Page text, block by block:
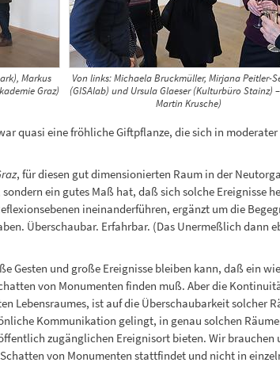
Markus
Graz)
Von links: Michaela Bruckmüller, Mirjana Peitler-
(GISAlab) und Ursula Glaeser (Kulturbüro Stainz)
Martin Krusche)
quasi eine fröhliche Giftpflanze, die sich in moderater
, für diesen gut dimensionierten Raum in der
ein gutes Maß hat, daß sich solche Ereignisse
ineinanderführen, ergänzt um die
Überschaubar. Erfahrbar. (Das Unermeßlich dann
Gesten und große Ereignisse bleiben kann, daß ein
von Monumenten finden muß. Aber die
Lebensraumes, ist auf die Überschaubarkeit solcher
Kommunikation gelingt, in genau solchen
zugänglichen Ereignisort bieten. Wir brauchen
von Monumenten stattfindet und nicht in